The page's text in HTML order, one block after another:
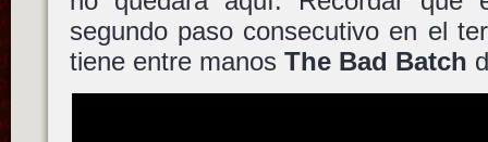
segundo paso consecutivo en el
tiene entre manos The Bad Batch